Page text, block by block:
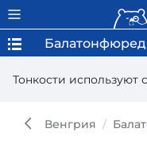
Тонкости используют
Балатонфюред
Венгрия